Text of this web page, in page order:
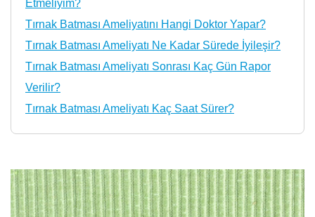
Etmeliyim?
Tırnak Batması Ameliyatını Hangi Doktor Yapar?
Tırnak Batması Ameliyatı Ne Kadar Sürede İyileşir?
Tırnak Batması Ameliyatı Sonrası Kaç Gün Rapor
Verilir?
Tırnak Batması Ameliyatı Kaç Saat Sürer?